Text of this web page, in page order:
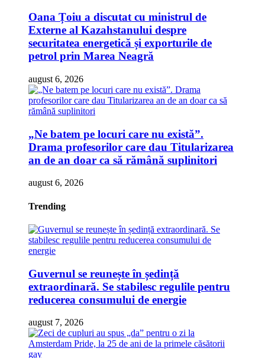
Oana Țoiu a discutat cu ministrul de
Externe al Kazahstanului despre
securitatea energetică și exporturile de
petrol prin Marea Neagră
august 6, 2026
„Ne batem pe locuri care nu există”.
Drama profesorilor care dau Titularizarea
an de an doar ca să rămână suplinitori
august 6, 2026
Trending
Guvernul se reunește în ședință
extraordinară. Se stabilesc regulile pentru
reducerea consumului de energie
august 7, 2026